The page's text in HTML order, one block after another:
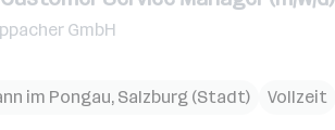
GmbH
im Pongau, Salzburg (Stadt) Vollzeit